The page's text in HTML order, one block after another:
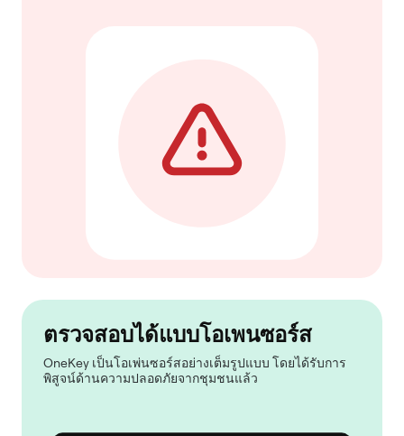
ตรวจสอบได้แบบโอเพนซอร์ส
OneKey เป็นโอเพ่นซอร์สอย่างเต็มรูปแบบ โดยได้รับการ
พิสูจน์ด้านความปลอดภัยจากชุมชนแล้ว